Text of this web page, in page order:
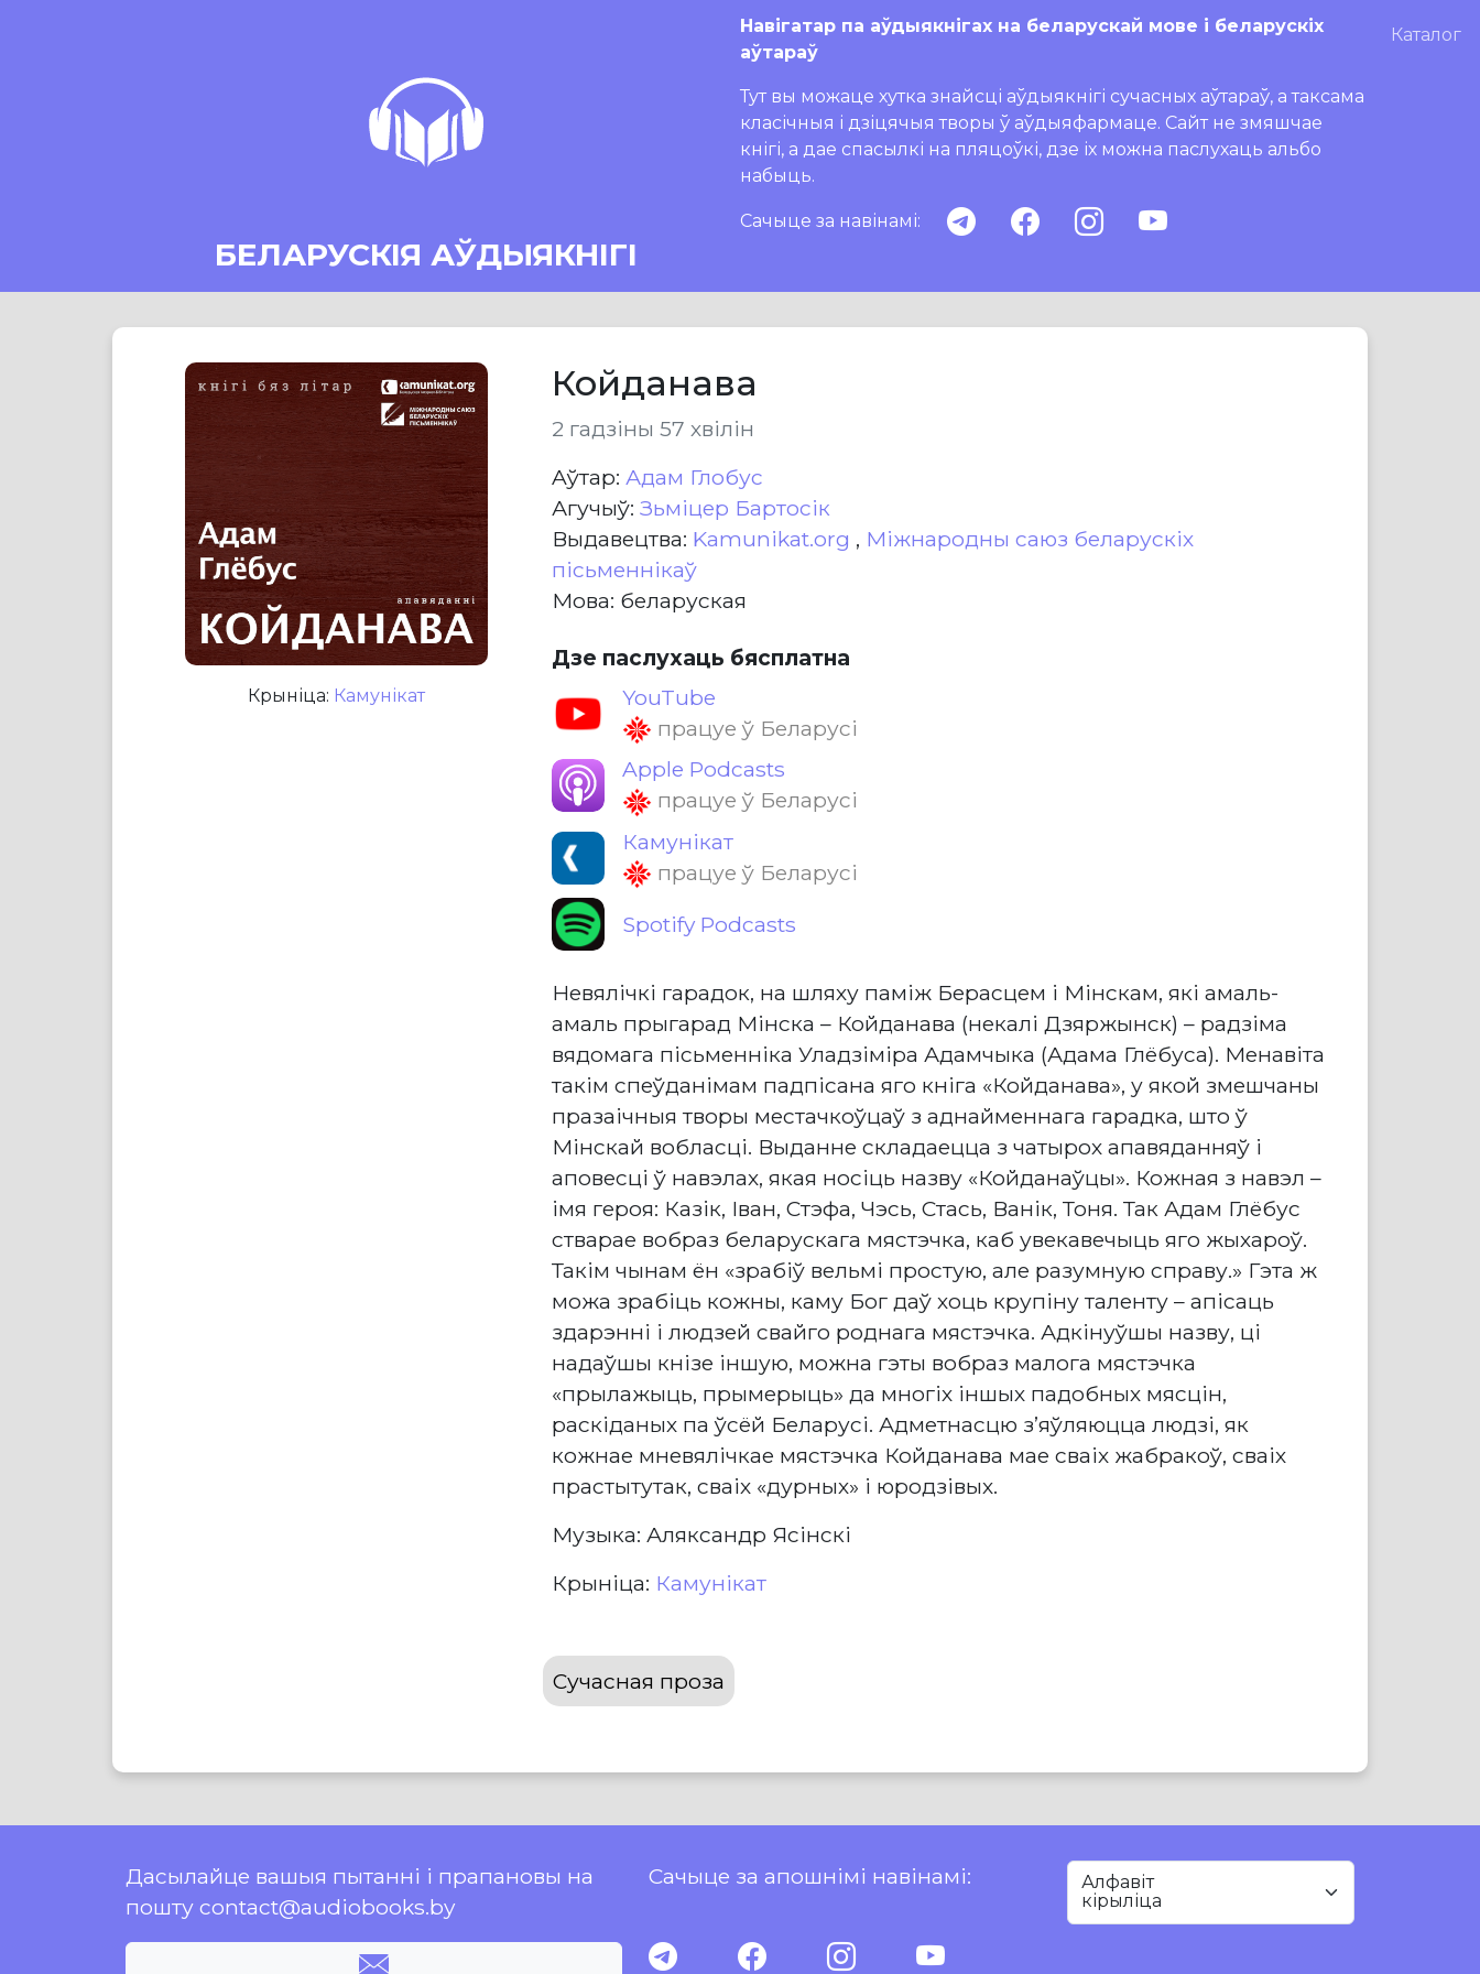
БЕЛАРУСКІЯ АЎДЫЯКНІГІ
Навігатар па аўдыякнігах на беларускай мове і беларускіх
аўтараў
Тут вы можаце хутка знайсці аўдыякнігі сучасных аўтараў, а таксама
класічныя і дзіцячыя творы ў аўдыяфармаце. Сайт не змяшчае
кнігі, а дае спасылкі на пляцоўкі, дзе іх можна паслухаць альбо
набыць.
Сачыце за навінамі:
Каталог
Крыніца: Камунікат
Койданава
2 гадзіны 57 хвілін
Aўтар: Адам Глобус
Агучыў: Зьміцер Бартосік
Выдавецтва: Kamunikat.org , Міжнародны саюз беларускіх
пісьменнікаў
Мова: беларуская
Дзе паслухаць бясплатна
YouTube
працуе ў Беларусі
Apple Podcasts
працуе ў Беларусі
Камунікат
працуе ў Беларусі
Spotify Podcasts
Невялічкі гарадок, на шляху паміж Берасцем і Мінскам, які амаль-
амаль прыгарад Мінска – Койданава (некалі Дзяржынск) – радзіма
вядомага пісьменніка Уладзіміра Адамчыка (Адама Глёбуса). Менавіта
такім спеўданімам падпісана яго кніга «Койданава», у якой змешчаны
празаічныя творы местачкоўцаў з аднайменнага гарадка, што ў
Мінскай вобласці. Выданне складаецца з чатырох апавяданняў і
аповесці ў навэлах, якая носіць назву «Койданаўцы». Кожная з навэл –
імя героя: Казік, Іван, Стэфа, Чэсь, Стась, Ванік, Тоня. Так Адам Глёбус
стварае вобраз беларускага мястэчка, каб увекавечыць яго жыхароў.
Такім чынам ён «зрабіў вельмі простую, але разумную справу.» Гэта ж
можа зрабіць кожны, каму Бог даў хоць крупіну таленту – апісаць
здарэнні і людзей свайго роднага мястэчка. Адкінуўшы назву, ці
надаўшы кнізе іншую, можна гэты вобраз малога мястэчка
«прылажыць, прымерыць» да многіх іншых падобных мясцін,
раскіданых па ўсёй Беларусі. Адметнасцю з’яўляюцца людзі, як
кожнае мневялічкае мястэчка Койданава мае сваіх жабракоў, сваіх
прастытутак, сваіх «дурных» і юродзівых.
Музыка: Аляксандр Ясінскі
Крыніца: Камунікат
Сучасная проза
Дасылайце вашыя пытанні і прапановы на
пошту contact@audiobooks.by
Сачыце за апошнімі навінамі: Алфавіт